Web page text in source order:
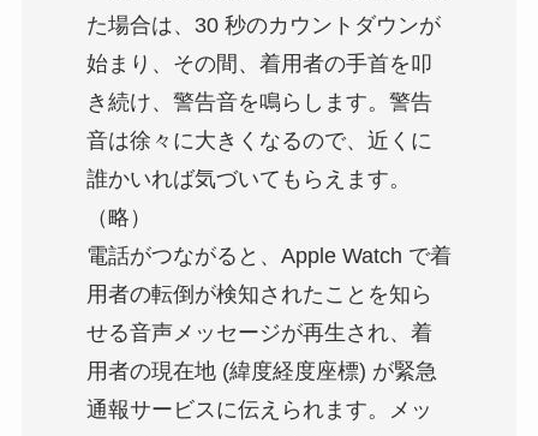
た場合は、30 秒のカウントダウンが
始まり、その間、着用者の手首を叩
き続け、警告音を鳴らします。警告
音は徐々に大きくなるので、近くに
誰かいれば気づいてもらえます。
（略）
電話がつながると、Apple Watch で着
用者の転倒が検知されたことを知ら
せる音声メッセージが再生され、着
用者の現在地 (緯度経度座標) が緊急
通報サービスに伝えられます。メッ